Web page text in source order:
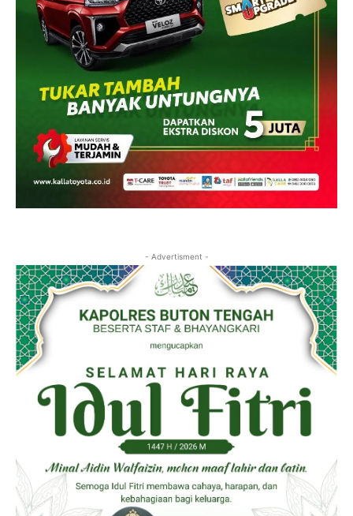
- Advertisment -